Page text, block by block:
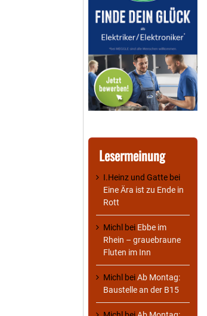
Lesermeinung
I.Heinz und Gatte bei
Eine Ära ist zu Ende in
Rott
Michl bei Ebbe im
Rhein – grauebraune
Fluten im Inn
Michl beiAb Montag:
Baustelle an der B15